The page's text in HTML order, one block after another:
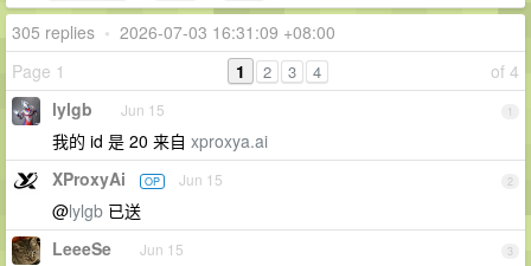
305 replies • 2026-07-03 16:31:09 +08:00
Page 1
of 4
1 2 3 4
1
lylgb Jun 15
我的 id 是 20 来自 xproxya.ai
2
XProxyAi OP Jun 15
@lylgb 已送
3
LeeeSe Jun 15